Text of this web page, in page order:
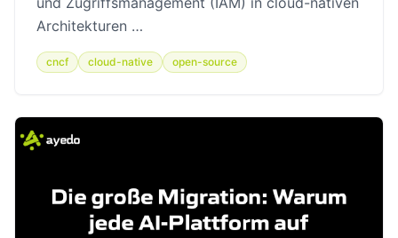
Architekturen …
cncf cloud-native open-source